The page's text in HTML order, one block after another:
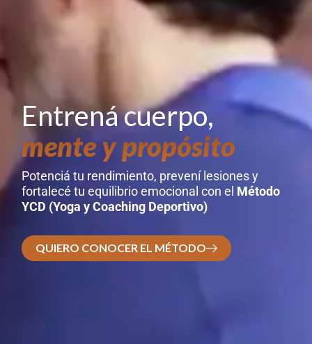
Entrená cuerpo,
mente y propósito
Potenciá tu rendimiento, prevení lesiones y
fortalecé tu equilibrio emocional con el Método
YCD (Yoga y Coaching Deportivo)
QUIERO CONOCER EL MÉTODO